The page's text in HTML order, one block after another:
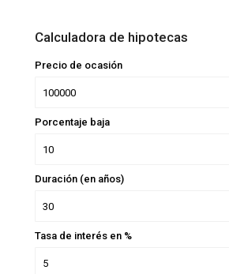
Calculadora de hipotecas
Precio de ocasión
Porcentaje baja
Duración (en años)
Tasa de interés en %